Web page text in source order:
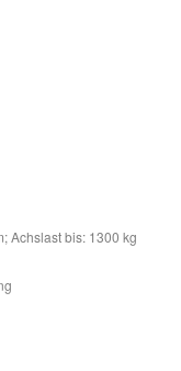
Achslast bis: 1300 kg